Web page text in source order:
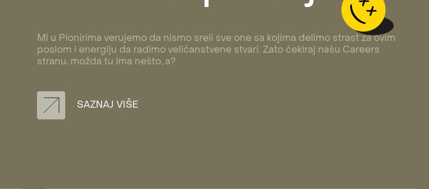
Mi u Pionirima verujemo da nismo sreli sve one sa kojima delimo strast za ovim
poslom i energiju da radimo veličanstvene stvari. Zato čekiraj našu Careers
stranu, možda tu ima nešto, a?
SAZNAJ VIŠE